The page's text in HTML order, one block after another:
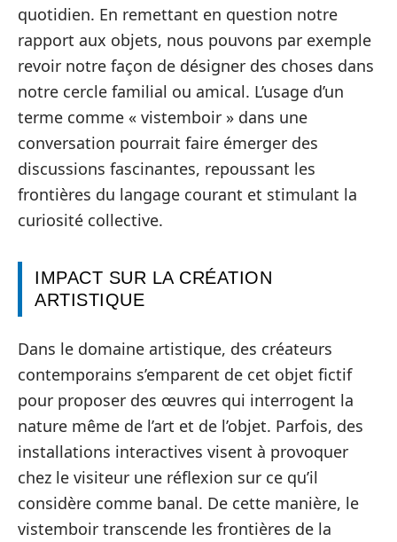
quotidien. En remettant en question notre
rapport aux objets, nous pouvons par exemple
revoir notre façon de désigner des choses dans
notre cercle familial ou amical. L’usage d’un
terme comme « vistemboir » dans une
conversation pourrait faire émerger des
discussions fascinantes, repoussant les
frontières du langage courant et stimulant la
curiosité collective.
IMPACT SUR LA CRÉATION
ARTISTIQUE
Dans le domaine artistique, des créateurs
contemporains s’emparent de cet objet fictif
pour proposer des œuvres qui interrogent la
nature même de l’art et de l’objet. Parfois, des
installations interactives visent à provoquer
chez le visiteur une réflexion sur ce qu’il
considère comme banal. De cette manière, le
vistemboir transcende les frontières de la